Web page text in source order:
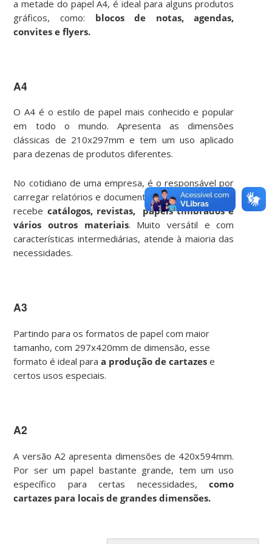
a metade do papel A4, é ideal para alguns produtos
gráficos, como: blocos de notas, agendas,
convites e flyers.
A4
O A4 é o estilo de papel mais conhecido e popular
em todo o mundo. Apresenta as dimensões
clássicas de 210x297mm e tem um uso aplicado
para dezenas de produtos diferentes.
No cotidiano de uma empresa, é o responsável por
carregar relatórios e documentos. De forma gráfica,
recebe catálogos, revistas, papéis timbrados e
vários outros materiais. Muito versátil e com
características intermediárias, atende à maioria das
necessidades.
A3
Partindo para os formatos de papel com maior
tamanho, com 297x420mm de dimensão, esse
formato é ideal paraa produção de cartazes e
certos usos especiais.
A2
A versão A2 apresenta dimensões de 420x594mm.
Por ser um papel bastante grande, tem um uso
específico para certas necessidades, como
cartazes para locais de grandes dimensões.